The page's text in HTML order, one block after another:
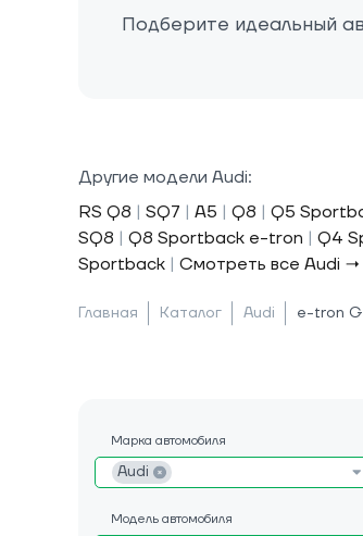
Подберите идеальный
Другие модели Audi:
RS Q8 | SQ7 | A5 | Q8 | Q5
SQ8 | Q8 Sportback e-tron | Q4
Sportback | Смотреть все Audi →
Главная Каталог Audi e-tron
Марка автомобиля
Audi
Модель автомобиля